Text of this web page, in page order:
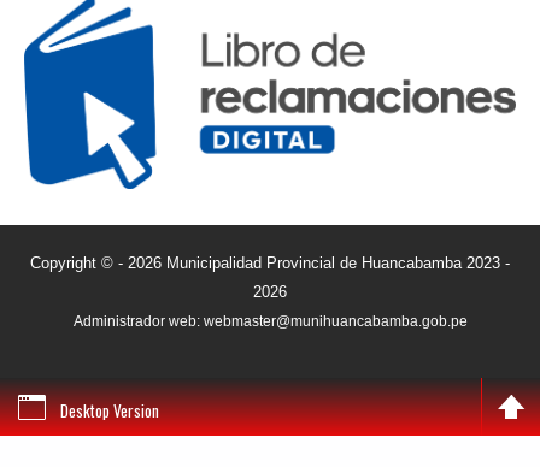
Copyright © - 2026 Municipalidad Provincial de Huancabamba 2023 -
2026
Administrador web: webmaster@munihuancabamba.gob.pe
Desktop Version